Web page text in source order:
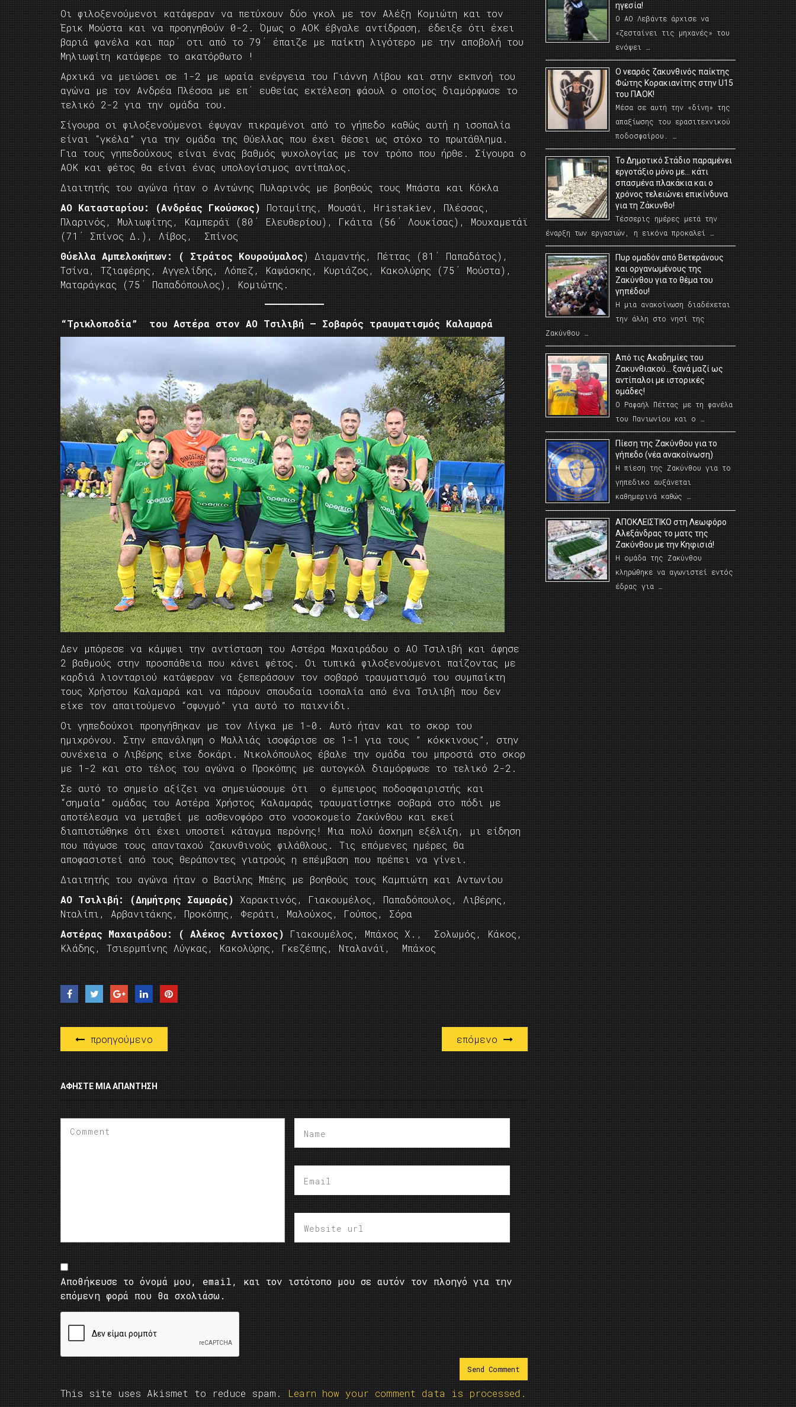
Οι φιλοξενούμενοι κατάφεραν να πετύχουν δύο γκολ με τον Αλέξη Κομιώτη και τον
Έρικ Μούστα και να προηγηθούν 0-2. Όμως ο ΑΟΚ έβγαλε αντίδραση, έδειξε ότι έχει
βαριά φανέλα και παρ΄ οτι από το 79΄ έπαιζε με παίκτη λιγότερο με την αποβολή του
Μηλιωφίτη κατάφερε το ακατόρθωτο !
Αρχικά να μειώσει σε 1-2 με ωραία ενέργεια του Γιάννη Λίβου και στην εκπνοή του
αγώνα με τον Ανδρέα Πλέσσα με επ΄ ευθείας εκτέλεση φάουλ ο οποίος διαμόρφωσε το
τελικό 2-2 για την ομάδα του.
Σίγουρα οι φιλοξενούμενοι έφυγαν πικραμένοι από το γήπεδο καθώς αυτή η ισοπαλία
είναι “γκέλα” για την ομάδα της Θύελλας που έχει θέσει ως στόχο το πρωτάθλημα.
Για τους γηπεδούχους είναι ένας βαθμός ψυχολογίας με τον τρόπο που ήρθε. Σίγουρα ο
ΑΟΚ και φέτος θα είναι ένας υπολογίσιμος αντίπαλος.
Διαιτητής του αγώνα ήταν ο Αντώνης Πυλαρινός με βοηθούς τους Μπάστα και Κόκλα
ΑΟ Κατασταρίου: (Ανδρέας Γκούσκος) Ποταμίτης, Μουσάϊ, Hristakiev, Πλέσσας,
Πλαρινός, Μυλιωφίτης, Καμπεράϊ (80΄ Ελευθερίου), Γκάιτα (56΄ Λουκίσας), Μουχαμετάϊ
(71΄ Σπίνος Δ.), Λίβος, Σπίνος
Θύελλα Αμπελοκήπων: ( Στράτος Κουρούμαλος) Διαμαντής, Πέττας (81΄ Παπαδάτος),
Τσίνα, Τζιαφέρης, Αγγελίδης, Λόπεζ, Καψάσκης, Κυριάζος, Κακολύρης (75΄ Μούστα),
Ματαράγκας (75΄ Παπαδόπουλος), Κομιώτης.
“Τρικλοποδία” του Αστέρα στον ΑΟ Τσιλιβή – Σοβαρός τραυματισμός Καλαμαρά
Δεν μπόρεσε να κάμψει την αντίσταση του Αστέρα Μαχαιράδου ο ΑΟ Τσιλιβή και άφησε
2 βαθμούς στην προσπάθεια που κάνει φέτος. Οι τυπικά φιλοξενούμενοι παίζοντας με
καρδιά λιονταριού κατάφεραν να ξεπεράσουν τον σοβαρό τραυματισμό του συμπαίκτη
τους Χρήστου Καλαμαρά και να πάρουν σπουδαία ισοπαλία από ένα Τσιλιβή που δεν
είχε τον απαιτούμενο “σφυγμό” για αυτό το παιχνίδι.
Οι γηπεδούχοι προηγήθηκαν με τον Λίγκα με 1-0. Αυτό ήταν και το σκορ του
ημιχρόνου. Στην επανάληψη ο Μαλλιάς ισοφάρισε σε 1-1 για τους ” κόκκινους”, στην
συνέχεια ο Λιβέρης είχε δοκάρι. Νικολόπουλος έβαλε την ομάδα του μπροστά στο σκορ
με 1-2 και στο τέλος του αγώνα ο Προκόπης με αυτογκόλ διαμόρφωσε το τελικό 2-2.
Σε αυτό το σημείο αξίζει να σημειώσουμε ότι ο έμπειρος ποδοσφαιριστής και
“σημαία” ομάδας του Αστέρα Χρήστος Καλαμαράς τραυματίστηκε σοβαρά στο πόδι με
αποτέλεσμα να μεταβεί με ασθενοφόρο στο νοσοκομείο Ζακύνθου και εκεί
διαπιστώθηκε ότι έχει υποστεί κάταγμα περόνης! Μια πολύ άσχημη εξέλιξη, μι είδηση
που πάγωσε τους απανταχού ζακυνθινούς φιλάθλους. Τις επόμενες ημέρες θα
αποφασιστεί από τους θεράποντες γιατρούς η επέμβαση που πρέπει να γίνει.
Διαιτητής του αγώνα ήταν ο Βασίλης Μπέης με βοηθούς τους Καμπιώτη και Αντωνίου
ΑΟ Τσιλιβή: (Δημήτρης Σαμαράς) Χαρακτινός, Γιακουμέλος, Παπαδόπουλος, Λιβέρης,
Νταλίπι, Αρβανιτάκης, Προκόπης, Φεράτι, Μαλούχος, Γούπος, Σόρα
Αστέρας Μαχαιράδου: ( Aλέκος Αντίοχος) Γιακουμέλος, Μπάχος Χ., Σολωμός, Κάκος,
Κλάδης, Τσιερμπίνης Λύγκας, Κακολύρης, Γκεζέπης, Νταλανάϊ, Μπάχος
προηγούμενο επόμενο
ΑΦΉΣΤΕ ΜΙΑ ΑΠΆΝΤΗΣΗ
Αποθήκευσε το όνομά μου, email, και τον ιστότοπο μου σε αυτόν τον πλοηγό για την
επόμενη φορά που θα σχολιάσω.
This site uses Akismet to reduce spam. Learn how your comment data is processed.
ηγεσία!
Ο ΑΟ Λεβάντε άρχισε να
«ζεσταίνει τις μηχανές» του
ενόψει …
O νεαρός ζακυνθινός παίκτης
Φώτης Κορακιανίτης στην U15
του ΠΑΟΚ!
Μέσα σε αυτή την «δίνη» της
απαξίωσης του ερασιτεχνικού
ποδοσφαίρου. …
Το Δημοτικό Στάδιο παραμένει
εργοτάξιο μόνο με… κάτι
σπασμένα πλακάκια και ο
χρόνος τελειώνει επικίνδυνα
για τη Ζάκυνθο!
Τέσσερις ημέρες μετά την
έναρξη των εργασιών, η εικόνα προκαλεί …
Πυρ ομαδόν από Βετεράνους
και οργανωμένους της
Ζακύνθου για το θέμα του
γηπέδου!
Η μια ανακοίνωση διαδέχεται
την άλλη στο νησί της
Ζακύνθου …
Από τις Ακαδημίες του
Ζακυνθιακού… ξανά μαζί ως
αντίπαλοι με ιστορικές
ομάδες!
Ο Ραφαήλ Πέττας με τη φανέλα
του Πανιωνίου και ο …
Πίεση της Ζακύνθου για το
γήπεδο (νέα ανακοίνωση)
Η πίεση της Ζακύνθου για το
γηπεδικο αυξάνεται
καθημερινά καθώς …
AΠΟΚΛΕΙΣΤΙΚΟ στη Λεωφόρο
Αλεξάνδρας το ματς της
Ζακύνθου με την Κηφισιά!
Η ομάδα της Ζακύνθου
κληρώθηκε να αγωνιστεί εντός
έδρας για …